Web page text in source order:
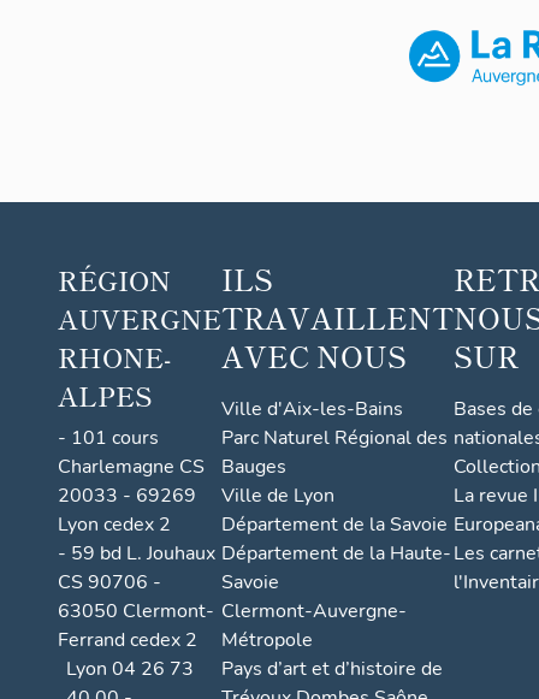
RÉGION
AUVERGNE
RHONE-
ALPES
- 101 cours
Charlemagne CS
20033 - 69269
Lyon cedex 2
- 59 bd L. Jouhaux
CS 90706 -
63050 Clermont-
Ferrand cedex 2
Lyon 04 26 73
ILS
TRAVAILLENT
AVEC NOUS
Ville d'Aix-les-Bains
Parc Naturel Régional des
Bauges
Ville de Lyon
Département de la Savoie
Département de la Haute-
Savoie
Clermont-Auvergne-
Métropole
Pays d’art et d’histoire de
SUR
Bases
La revue
Les